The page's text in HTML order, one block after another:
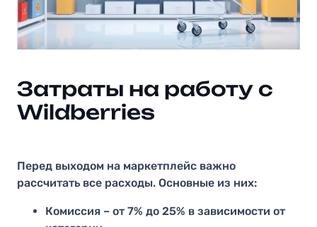
Затраты на работу с
Wildberries
Перед выходом на маркетплейс важно
рассчитать все расходы. Основные из них:
Комиссия – от 7% до 25% в зависимости от